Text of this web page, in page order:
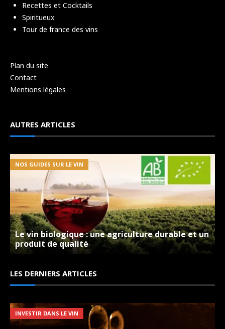
Recettes et Cocktails
Spiritueux
Tour de france des vins
Plan du site
Contact
Mentions légales
AUTRES ARTICLES
NOS GUIDES SUR LE VIN
Le vin biologique : une agriculture durable et un
produit de qualité
LES VINS DU DOMAINES
Domaine Belluard – Ayse – Les Perles du Mont
Blanc 2012 – Mousseux – 2012
LES DERNIERS ARTICLES
INVESTIR DANS LE VIN